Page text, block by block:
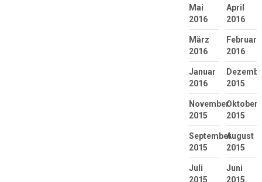
Mai
2016
April
2016
März
2016
Februar
2016
Januar
2016
2015
November
2015
Oktober
2015
September
2015
August
2015
Juli
2015
Juni
2015